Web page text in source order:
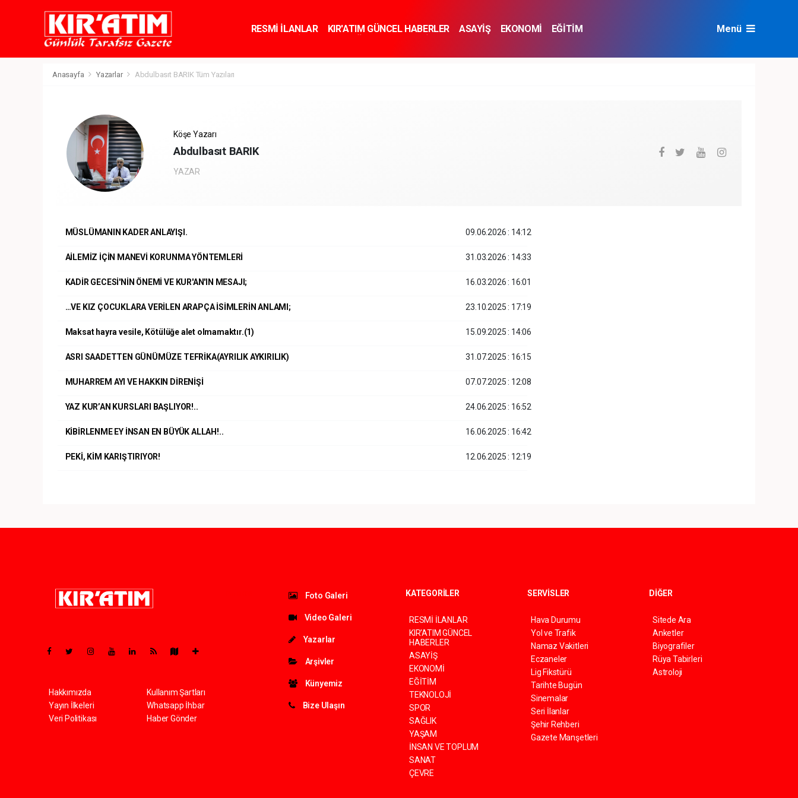
RESMİ İLANLAR KIR'ATIM GÜNCEL HABERLER ASAYİŞ EKONOMİ
EĞİTİM
Menü
Anasayfa Yazarlar Abdulbasıt BARIK Tüm Yazıları
Köşe Yazarı
Abdulbasıt BARIK
YAZAR
MÜSLÜMANIN KADER ANLAYIŞI. 09.06.2026 : 14:12
AİLEMİZ İÇİN MANEVİ KORUNMA YÖNTEMLERİ 31.03.2026 : 14:33
KADİR GECESİ'NİN ÖNEMİ VE KUR'AN'IN MESAJI; 16.03.2026 : 16:01
…VE KIZ ÇOCUKLARA VERİLEN ARAPÇA İSİMLERİN ANLAMI; 23.10.2025 : 17:19
Maksat hayra vesile, Kötülüğe alet olmamaktır.(1) 15.09.2025 : 14:06
ASRI SAADETTEN GÜNÜMÜZE TEFRİKA(AYRILIK AYKIRILIK) 31.07.2025 : 16:15
MUHARREM AYI VE HAKKIN DİRENİŞİ 07.07.2025 : 12:08
YAZ KUR’AN KURSLARI BAŞLIYOR!.. 24.06.2025 : 16:52
KİBİRLENME EY İNSAN EN BÜYÜK ALLAH!.. 16.06.2025 : 16:42
PEKİ, KİM KARIŞTIRIYOR! 12.06.2025 : 12:19
Hakkımızda
Yayın İlkeleri
Veri Politikası
Kullanım Şartları
Whatsapp İhbar
Haber Gönder
Foto Galeri
Video Galeri
Yazarlar
Arşivler
Künyemiz
Bize Ulaşın
KATEGORİLER
RESMİ İLANLAR
KIR'ATIM GÜNCEL
HABERLER
ASAYİŞ
EKONOMİ
EĞİTİM
TEKNOLOJİ
SPOR
SAĞLIK
YAŞAM
İNSAN VE TOPLUM
SANAT
ÇEVRE
SERVİSLER
Hava Durumu
Yol ve Trafik
Namaz Vakitleri
Eczaneler
Lig Fikstürü
Tarihte Bugün
Sinemalar
Seri İlanlar
Şehir Rehberi
Gazete Manşetleri
DİĞER
Sitede Ara
Anketler
Biyografiler
Rüya Tabirleri
Astroloji